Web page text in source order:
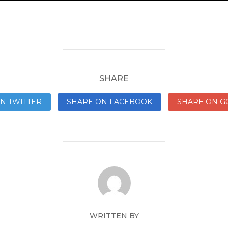
SHARE
TWITTER SHARE ON FACEBOOK SHARE ON
WRITTEN BY